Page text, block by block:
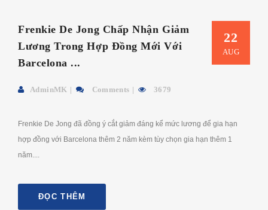
22
AUG
Frenkie De Jong Chấp Nhận Giảm
Lương Trong Hợp Đồng Mới Với
Barcelona ...
AdminMK Comments 3679
Frenkie De Jong đã đồng ý cắt giảm đáng kể mức lương để gia hạn
hợp đồng với Barcelona thêm 2 năm kèm tùy chọn gia hạn thêm 1
năm....
ĐỌC THÊM